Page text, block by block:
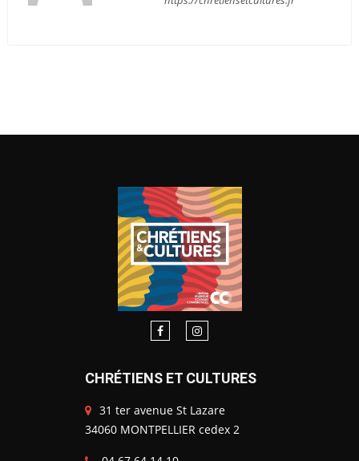
CHRÉTIENS ET CULTURES
31 ter avenue St Lazare
34060 MONTPELLIER cedex 2